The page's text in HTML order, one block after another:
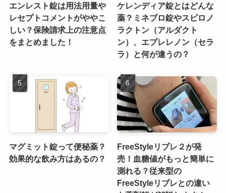
エンレスト錠は用法用量や
レセプトコメントがややこ
しい？保険請求上の注意点
をまとめました！
ケレンディア錠とはどんな
薬？ミネブロ錠やスピロノ
ラクトン（アルダクト
ン）、エプレレノン（セラ
ラ）と何が違うの？
マグミット錠って便秘薬？
効果的な飲み方はあるの？
FreeStyleリブレ２が発
売！血糖値がもっと簡単に
測れる？従来型の
FreeStyleリブレとの違い